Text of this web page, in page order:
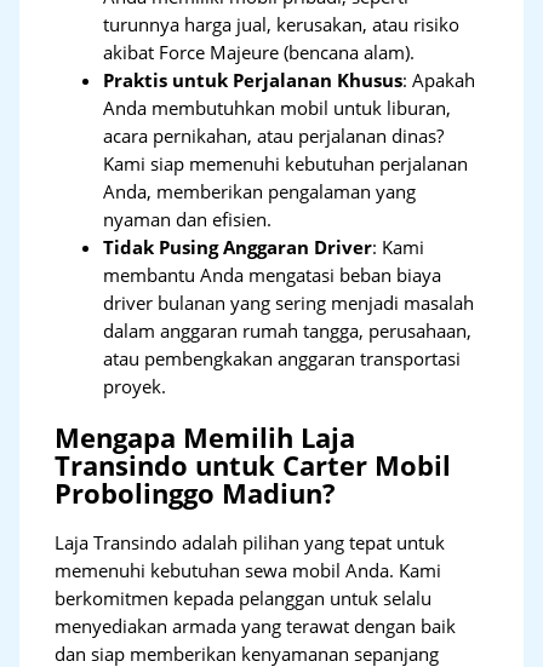
turunnya harga jual, kerusakan, atau risiko
akibat Force Majeure (bencana alam).
Praktis untuk Perjalanan Khusus: Apakah
Anda membutuhkan mobil untuk liburan,
acara pernikahan, atau perjalanan dinas?
Kami siap memenuhi kebutuhan perjalanan
Anda, memberikan pengalaman yang
nyaman dan efisien.
Tidak Pusing Anggaran Driver: Kami
membantu Anda mengatasi beban biaya
driver bulanan yang sering menjadi masalah
dalam anggaran rumah tangga, perusahaan,
atau pembengkakan anggaran transportasi
proyek.
Mengapa Memilih Laja
Transindo untuk Carter Mobil
Probolinggo Madiun?
Laja Transindo adalah pilihan yang tepat untuk
memenuhi kebutuhan sewa mobil Anda. Kami
berkomitmen kepada pelanggan untuk selalu
menyediakan armada yang terawat dengan baik
dan siap memberikan kenyamanan sepanjang